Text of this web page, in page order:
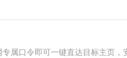
属口令即可一键直达目标主页